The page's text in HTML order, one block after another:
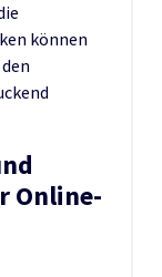
können
Online-